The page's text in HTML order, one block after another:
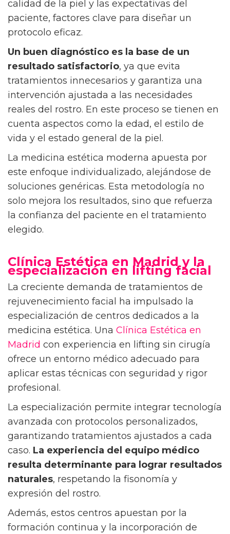
calidad de la piel y las expectativas del
paciente, factores clave para diseñar un
protocolo eficaz.
Un buen diagnóstico es la base de un
resultado satisfactorio, ya que evita
tratamientos innecesarios y garantiza una
intervención ajustada a las necesidades
reales del rostro. En este proceso se tienen en
cuenta aspectos como la edad, el estilo de
vida y el estado general de la piel.
La medicina estética moderna apuesta por
este enfoque individualizado, alejándose de
soluciones genéricas. Esta metodología no
solo mejora los resultados, sino que refuerza
la confianza del paciente en el tratamiento
elegido.
Clínica Estética en Madrid y la
especialización en lifting facial
La creciente demanda de tratamientos de
rejuvenecimiento facial ha impulsado la
especialización de centros dedicados a la
medicina estética. Una Clínica Estética en
Madrid con experiencia en lifting sin cirugía
ofrece un entorno médico adecuado para
aplicar estas técnicas con seguridad y rigor
profesional.
La especialización permite integrar tecnología
avanzada con protocolos personalizados,
garantizando tratamientos ajustados a cada
caso. La experiencia del equipo médico
resulta determinante para lograr resultados
naturales, respetando la fisonomía y
expresión del rostro.
Además, estos centros apuestan por la
formación continua y la incorporación de